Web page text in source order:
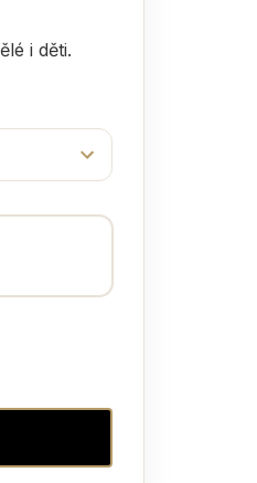
i děti.